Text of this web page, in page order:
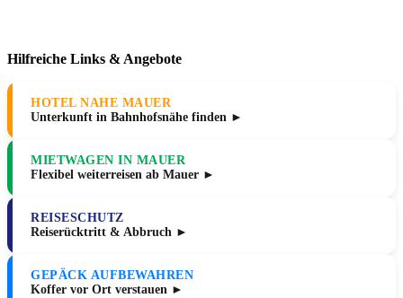
Hilfreiche Links & Angebote
HOTEL NAHE MAUER
Unterkunft in Bahnhofsnähe finden ►
MIETWAGEN IN MAUER
Flexibel weiterreisen ab Mauer ►
REISESCHUTZ
Reiserücktritt & Abbruch ►
GEPÄCK AUFBEWAHREN
Koffer vor Ort verstauen ►